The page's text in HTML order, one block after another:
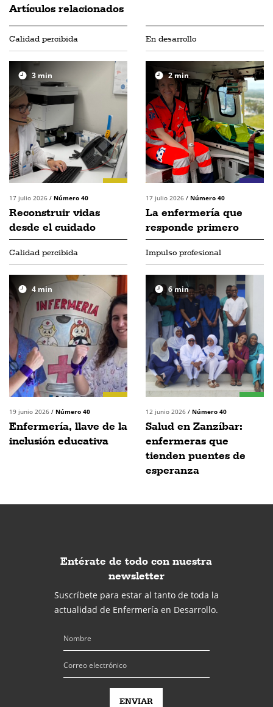
Artículos relacionados
Calidad percibida
3 min
17 julio 2026 / Número 40
Reconstruir vidas
desde el cuidado
En desarrollo
2min
17 julio 2026 / Número 40
La enfermería que
responde primero
Calidad percibida
4min
19 junio 2026 / Número 40
Enfermería, llave de la
inclusión educativa
Impulso profesional
6min
12 junio 2026 / Número 40
Salud en Zanzíbar:
enfermeras que
tienden puentes de
esperanza
Entérate de todo con nuestra
newsletter
Suscríbete para estar al tanto de toda la
actualidad de Enfermería en Desarrollo.